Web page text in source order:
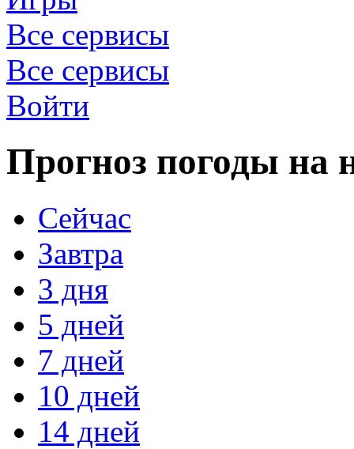
Все сервисы
Все сервисы
Войти
Прогноз погоды на
Сейчас
Завтра
3 дня
5 дней
7 дней
10 дней
14 дней